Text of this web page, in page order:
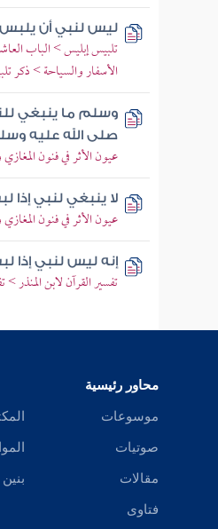
ليس لنبي أن
تلبيس إبليس > الباب
الأسفار والسياحة > ذكر
وسلم ما ينبغي
صلى الله عليه
عيون الأثر في فنون
لا ينبغي لنبي إذا
عيون الأثر في فنون
إنه ليس لنبي إذا
تفسير القرآن لابن المنذر >
محاور رئيسية
موسوعات
صوتيات
مقالات
فتاوى